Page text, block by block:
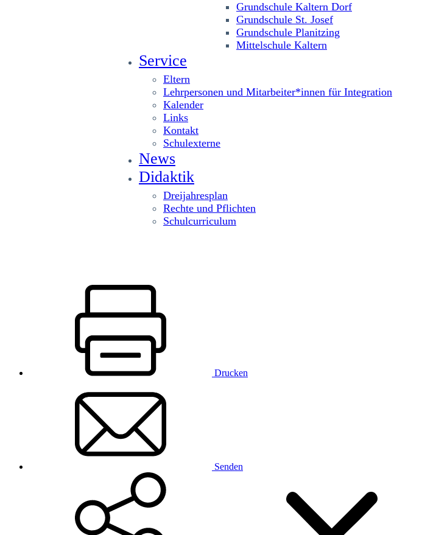
Grundschule Kaltern Dorf
Grundschule St. Josef
Grundschule Planitzing
Mittelschule Kaltern
Service
Eltern
Lehrpersonen und Mitarbeiter*innen für Integration
Kalender
Links
Kontakt
Schulexterne
News
Didaktik
Dreijahresplan
Rechte und Pflichten
Schulcurriculum
Drucken
Senden